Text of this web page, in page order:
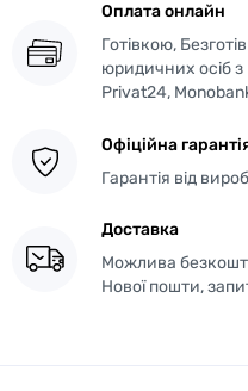
Оплата онлайн
Готівкою,
юридичних осіб
Privat24,
Офіційна
Гарантія від
Доставка
Можлива
Нової пошти,